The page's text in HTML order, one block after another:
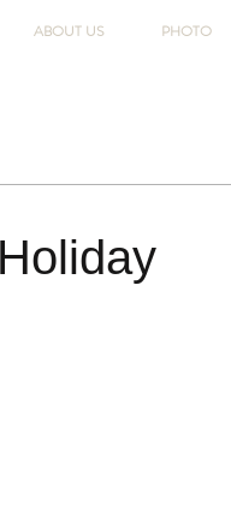
ABOUT US PHOTO